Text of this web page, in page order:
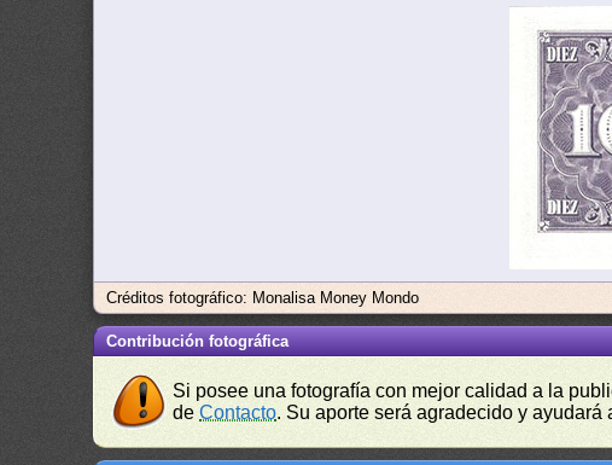
Créditos fotográfico: Monalisa Money Mondo
Contribución fotográfica
Si posee una fotografía con mejor calidad a la
deContacto. Su aporte será agradecido y